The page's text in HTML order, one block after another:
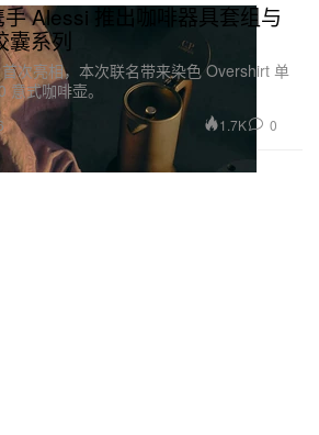
Alessi 推出咖啡器具套组与
囊系列
次亮相，本次联名带来染色 Overshirt 单
式咖啡壶。
1.7K 0